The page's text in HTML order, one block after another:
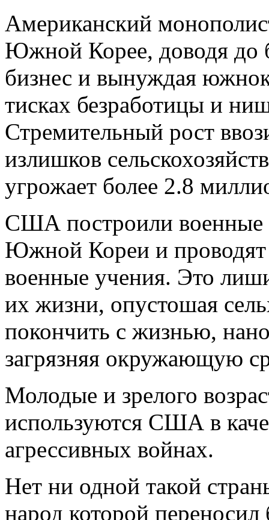
Американский
Южной Корее, доводя до
бизнес и вынуждая
тисках безработицы и
Стремительный рост
излишков
угрожает более 2.8
США построили военные
Южной Кореи и проводят
военные учения. Это
их жизни, опустошая
покончить с жизнью,
загрязняя окружающую
Молодые и зрелого
используются США в
агрессивных войнах.
Нет ни одной такой
народ которой